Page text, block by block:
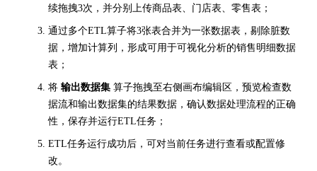
续拖拽3次，并分别上传商品表、门店表、零售表；
通过多个ETL算子将3张表合并为一张数据表，剔除脏数
据，增加计算列，形成可用于可视化分析的销售明细数据
表；
将 输出数据集 算子拖拽至右侧画布编辑区，预览检查数
据流和输出数据集的结果数据，确认数据处理流程的正确
性，保存并运行ETL任务；
ETL任务运行成功后，可对当前任务进行查看或配置修
改。